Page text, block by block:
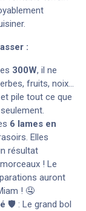
:
300W, il ne
fruits, noix...
pile tout ce que
6 lames en
Elles
résultat
! Le
auront
! 🤤
🛡️ : Le grand bol